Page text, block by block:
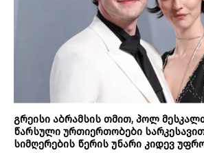
გრეისი აბრამსის თმით, პოლ
წარსული ურთიერთობები
სიმღერების წერის უნარი კიდევ